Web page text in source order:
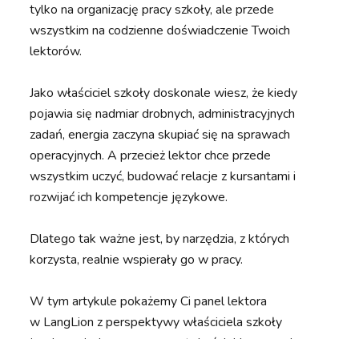
tylko na organizację pracy szkoły, ale przede
wszystkim na codzienne doświadczenie Twoich
lektorów.
Jako właściciel szkoły doskonale wiesz, że kiedy
pojawia się nadmiar drobnych, administracyjnych
zadań, energia zaczyna skupiać się na sprawach
operacyjnych. A przecież lektor chce przede
wszystkim uczyć, budować relacje z kursantami i
rozwijać ich kompetencje językowe.
Dlatego tak ważne jest, by narzędzia, z których
korzysta, realnie wspierały go w pracy.
W tym artykule pokażemy Ci panel lektora
w LangLion z perspektywy właściciela szkoły